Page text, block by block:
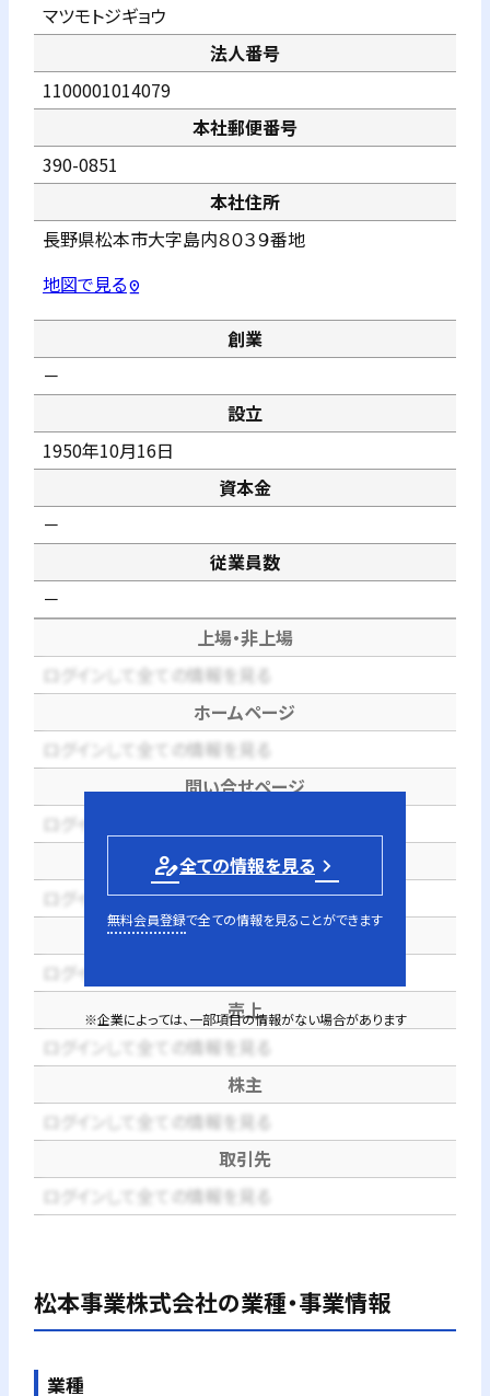
マツモトジギョウ
法人番号
1100001014079
本社郵便番号
390-0851
本社住所
長野県松本市大字島内８０３９番地
地図で見るpin_drop
創業
－
設立
1950年10月16日
資本金
－
従業員数
－
上場・非上場
ログインして全ての情報を見る
ホームページ
ログインして全ての情報を見る
問い合せページ
ログインして全ての情報を見る
電話番号
ログインして全ての情報を見る
代表者
ログインして全ての情報を見る
売上
ログインして全ての情報を見る
株主
ログインして全ての情報を見る
取引先
ログインして全ての情報を見る
person_edit全ての情報を見る
無料会員登録で全ての情報を見ることができます
※企業によっては、一部項目の情報がない場合があります
松本事業株式会社の業種・事業情報
業種